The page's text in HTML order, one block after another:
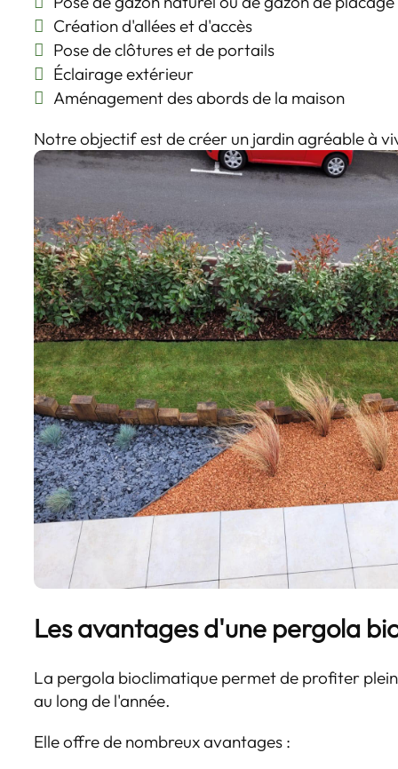
Création d'allées et d'accès
Pose de clôtures et de portails
Éclairage extérieur
Aménagement des abords de la maison
Notre objectif est de créer un jardin agréable à
Les avantages d'une pergola
La pergola bioclimatique permet de profiter
au long de l'année.
Elle offre de nombreux avantages :